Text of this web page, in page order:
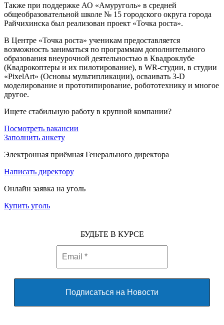
Также при поддержке АО «Амуруголь» в средней
общеобразовательной школе № 15 городского округа города
Райчихинска был реализован проект «Точка роста».
В Центре «Точка роста» ученикам предоставляется
возможность заниматься по программам дополнительного
образования внеурочной деятельностью в Квадроклубе
(Квадрокоптеры и их пилотирование), в WR-студии, в студии
«PixelArt» (Основы мультипликации), осваивать 3-D
моделирование и прототипирование, робототехнику и многое
другое.
Ищете стабильную работу в крупной компании?
Посмотреть вакансии
Заполнить анкету
Электронная приёмная Генерального директора
Написать директору
Онлайн заявка на уголь
Купить уголь
БУДЬТЕ В КУРСЕ